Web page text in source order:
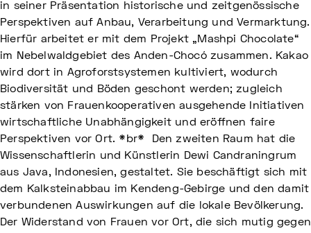
in seiner Präsentation historische und zeitgenössische
Perspektiven auf Anbau, Verarbeitung und Vermarktung.
Hierfür arbeitet er mit dem Projekt „Mashpi Chocolate“
im Nebelwaldgebiet des Anden-Chocó zusammen. Kakao
wird dort in Agroforstsystemen kultiviert, wodurch
Biodiversität und Böden geschont werden; zugleich
stärken von Frauenkooperativen ausgehende Initiativen
wirtschaftliche Unabhängigkeit und eröffnen faire
Perspektiven vor Ort. *br* Den zweiten Raum hat die
Wissenschaftlerin und Künstlerin Dewi Candraningrum
aus Java, Indonesien, gestaltet. Sie beschäftigt sich mit
dem Kalksteinabbau im Kendeng-Gebirge und den damit
verbundenen Auswirkungen auf die lokale Bevölkerung.
Der Widerstand von Frauen vor Ort, die sich mutig gegen